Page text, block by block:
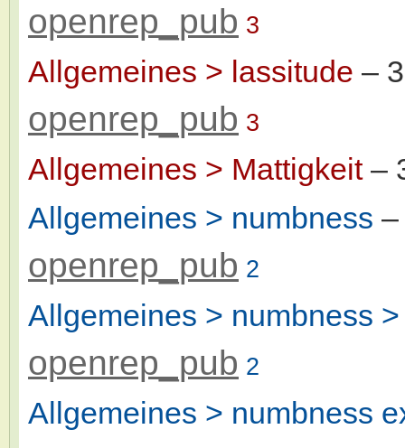
openrep_pub 3
Allgemeines > lassitude –
openrep_pub 3
Allgemeines > Mattigkeit–
Allgemeines > numbness
openrep_pub 2
Allgemeines > numbness
openrep_pub 2
Allgemeines > numbness